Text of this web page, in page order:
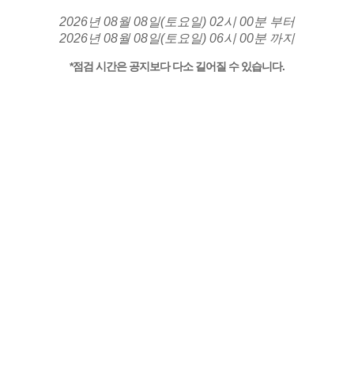
2026년 08월 08일(토요일) 02시 00분 부터
2026년 08월 08일(토요일) 06시 00분 까지
*점검 시간은 공지보다 다소 길어질 수 있습니다.